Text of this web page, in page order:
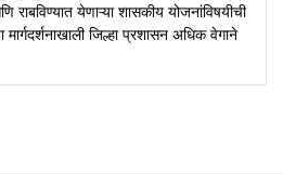
राबविण्यात येणाऱ्या शासकीय योजनांविषयीची
मार्गदर्शनाखाली जिल्हा प्रशासन अधिक वेगाने